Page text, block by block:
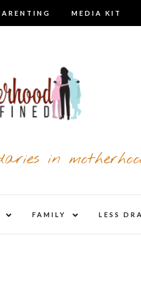
MEDIA KIT
in
child
FAMILY
child
LESS